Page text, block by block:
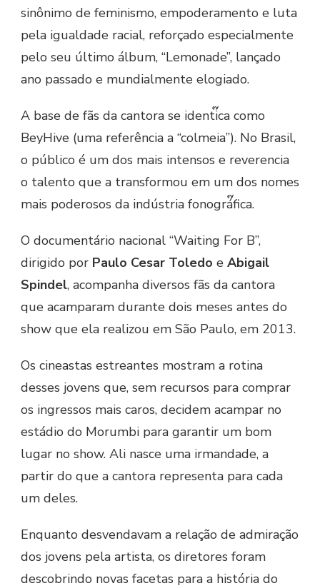
sinônimo de feminismo, empoderamento e luta
pela igualdade racial, reforçado especialmente
pelo seu último álbum, “Lemonade”, lançado
ano passado e mundialmente elogiado.
A base de fãs da cantora se identi๊ca como
BeyHive (uma referência a “colmeia”). No Brasil,
o público é um dos mais intensos e reverencia
o talento que a transformou em um dos nomes
mais poderosos da indústria fonográ๊fica.
O documentário nacional “Waiting For B”,
dirigido por Paulo Cesar Toledo e Abigail
Spindel, acompanha diversos fãs da cantora
que acamparam durante dois meses antes do
show que ela realizou em São Paulo, em 2013.
Os cineastas estreantes mostram a rotina
desses jovens que, sem recursos para comprar
os ingressos mais caros, decidem acampar no
estádio do Morumbi para garantir um bom
lugar no show. Ali nasce uma irmandade, a
partir do que a cantora representa para cada
um deles.
Enquanto desvendavam a relação de admiração
dos jovens pela artista, os diretores foram
descobrindo novas facetas para a história do